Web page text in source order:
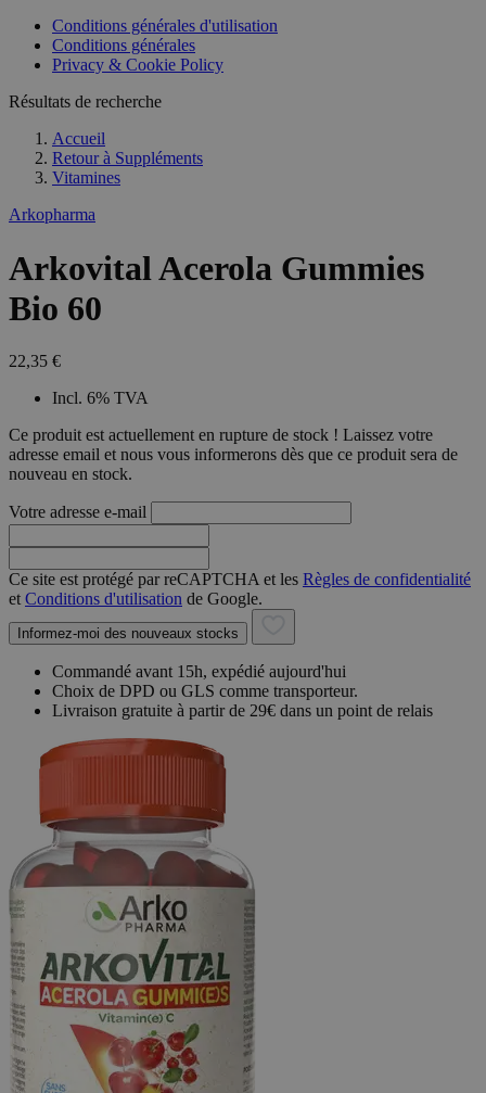
Conditions générales d'utilisation
Conditions générales
Privacy & Cookie Policy
Résultats de recherche
Accueil
Retour à Suppléments
Vitamines
Arkopharma
Arkovital Acerola Gummies
Bio 60
22,35 €
Incl. 6% TVA
Ce produit est actuellement en rupture de stock ! Laissez votre
adresse email et nous vous informerons dès que ce produit sera de
nouveau en stock.
Votre adresse e-mail
Ce site est protégé par reCAPTCHA et les Règles de confidentialité
et Conditions d'utilisation de Google.
Informez-moi des nouveaux stocks
Commandé avant 15h, expédié aujourd'hui
Choix de DPD ou GLS comme transporteur.
Livraison gratuite à partir de 29€ dans un point de relais